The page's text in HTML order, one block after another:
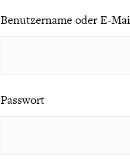
Benutzername oder E-
Passwort